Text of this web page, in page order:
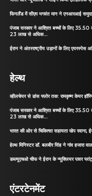
फिनलैंड में सीएम भगवंत मान ने एनआरआई समुदाय
पंजाब सरकार ने आश्रित बच्चों के लिए 35.50
23 लाख से अधिक...
ईरान ने अंतरराष्ट्रीय उड़ानों के लिए एयरस्पेस
हेल्थ
व्हीलचेयर से डांस फ्लोर तक: रामकृष्ण केयर
पंजाब सरकार ने आश्रित बच्चों के लिए 35.50
23 लाख से अधिक...
भारत की ओर से चिकित्सा सहायता खेप रवाना,
हेल्थ मिनिस्टर डॉ. बलबीर सिंह ने गांव हजारा
डब्ल्यूएचओ चीफ ने ईरान के न्यूक्लियर पावर
एंटरटेनमेंट